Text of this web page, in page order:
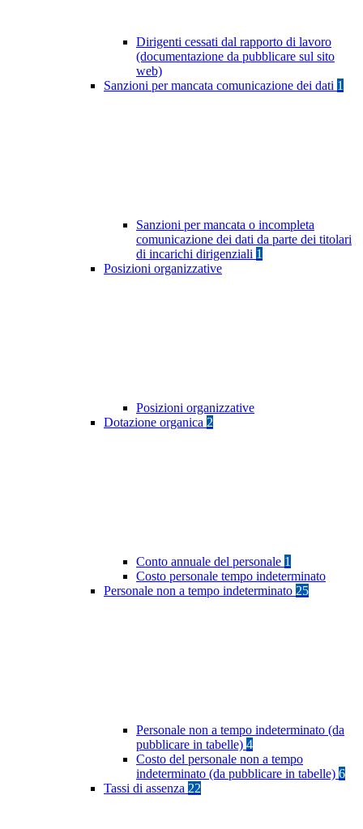
Dirigenti cessati dal rapporto di lavoro
(documentazione da pubblicare sul sito
web)
Sanzioni per mancata comunicazione dei dati 1
Sanzioni per mancata o incompleta
comunicazione dei dati da parte dei titolari
di incarichi dirigenziali 1
Posizioni organizzative
Posizioni organizzative
Dotazione organica 2
Conto annuale del personale 1
Costo personale tempo indeterminato
Personale non a tempo indeterminato 25
Personale non a tempo indeterminato (da
pubblicare in tabelle) 4
Costo del personale non a tempo
indeterminato (da pubblicare in tabelle) 6
Tassi di assenza 22